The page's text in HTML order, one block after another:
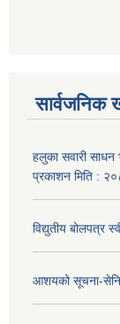
सार्वजनिक
हलुका सवारी साधन
प्रकाशन मिति :
विद्युतीय
आशयको सूचना-